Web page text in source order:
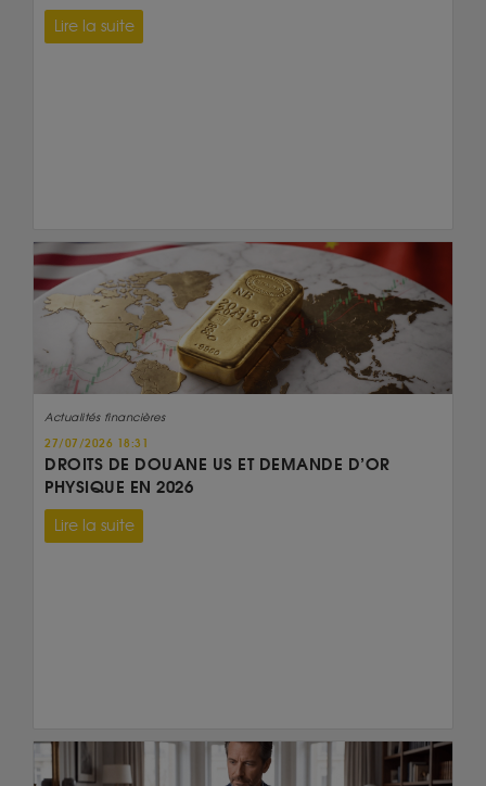
Lire la suite
Actualités financières
27/07/2026 18:31
DROITS DE DOUANE US ET DEMANDE D’OR
PHYSIQUE EN 2026
Lire la suite